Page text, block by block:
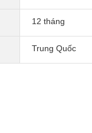
12 tháng
Trung Quốc